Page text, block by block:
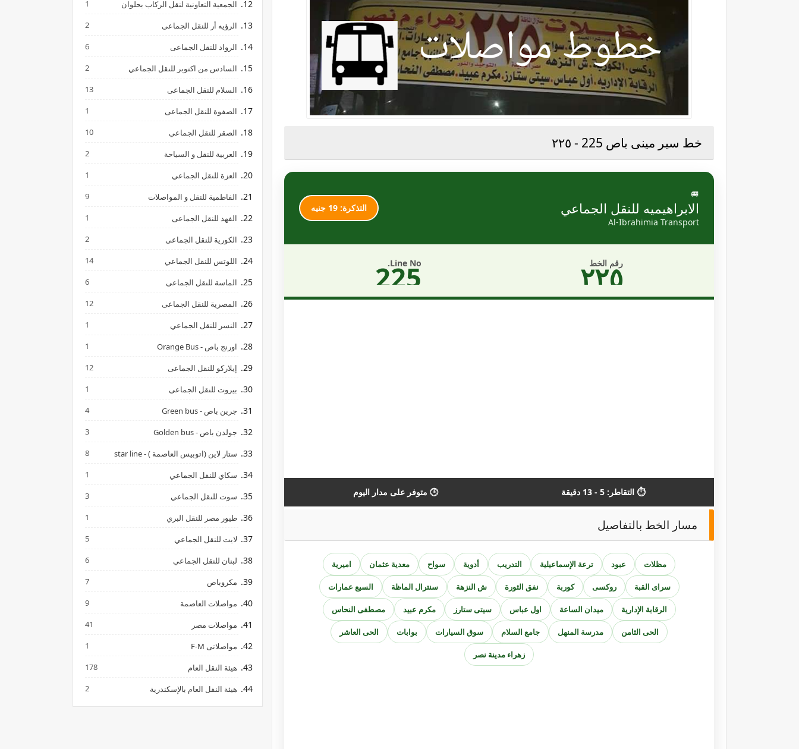
خط سير مينى باص 225 - ٢٢٥
🚐
الابراهيميه للنقل الجماعي
Al-Ibrahimia Transport
التذكرة: 19 جنيه
رقم الخط
٢٢٥ Line No.
225
⏱️ التقاطر: 5 - 13 دقيقة 🕒 متوفر على مدار اليوم
مسار الخط بالتفاصيل
مظلات عبود ترعة الإسماعيلية التدريب أدوية سواح معدية عثمان اميرية
سراى القبة روكسى كوربة نفق الثورة ش النزهة سنترال الماظة السبع عمارات
الرقابة الإدارية ميدان الساعة اول عباس سيتى ستارز مكرم عبيد مصطفى النحاس
الحى الثامن مدرسة المنهل جامع السلام سوق السيارات بوابات الحى العاشر
زهراء مدينة نصر
الجمعية التعاونية لنقل الركاب بحلوان 1
الرؤيه أر للنقل الجماعى 2
الرواد للنقل الجماعى 6
السادس من اكتوبر للنقل الجماعي 2
السلام للنقل الجماعى 13
الصفوة للنقل الجماعى 1
الصقر للنقل الجماعي 10
العربية للنقل و السياحة 2
العزة للنقل الجماعي 1
الفاطمية للنقل و المواصلات 9
الفهد للنقل الجماعى 1
الكورية للنقل الجماعى 2
اللوتس للنقل الجماعي 14
الماسة للنقل الجماعى 6
المصرية للنقل الجماعى 12
النسر للنقل الجماعي 1
اورنج باص - Orange Bus 1
إيلاركو للنقل الجماعى 12
بيروت للنقل الجماعى 1
جرين باص - Green bus 4
جولدن باص - Golden bus 3
ستار لاين (اتوبيس العاصمة ) - star line 8
سكاي للنقل الجماعي 1
سوت للنقل الجماعي 3
طيور مصر للنقل البري 1
لايت للنقل الجماعي 5
لبنان للنقل الجماعي 6
مكروباص 7
مواصلات العاصمة 9
مواصلات مصر 41
مواصلاتى F-M 1
هيئة النقل العام 178
هيئة النقل العام بالإسكندرية 2